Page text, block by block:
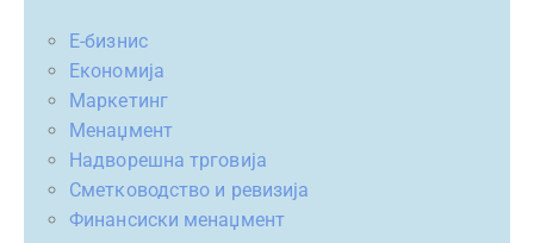
Е-бизнис
Економија
Маркетинг
Менаџмент
Надворешна трговија
Сметководство и ревизија
Финансиски менаџмент